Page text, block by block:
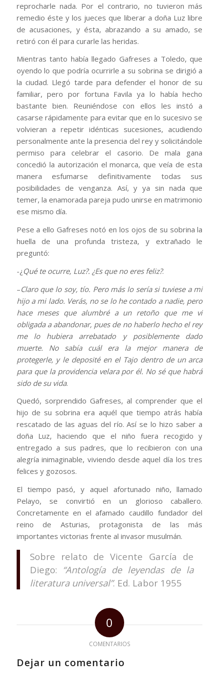
reprocharle nada. Por el contrario, no tuvieron más
remedio éste y los jueces que liberar a doña Luz libre
de acusaciones, y ésta, abrazando a su amado, se
retiró con él para curarle las heridas.
Mientras tanto había llegado Gafreses a Toledo, que
oyendo lo que podría ocurrirle a su sobrina se dirigió a
la ciudad. Llegó tarde para defender el honor de su
familiar, pero por fortuna Favila ya lo había hecho
bastante bien. Reuniéndose con ellos les instó a
casarse rápidamente para evitar que en lo sucesivo se
volvieran a repetir idénticas sucesiones, acudiendo
personalmente ante la presencia del rey y solicitándole
permiso para celebrar el casorio. De mala gana
concedió la autorización el monarca, que veía de esta
manera esfumarse definitivamente todas sus
posibilidades de venganza. Así, y ya sin nada que
temer, la enamorada pareja pudo unirse en matrimonio
ese mismo día.
Pese a ello Gafreses notó en los ojos de su sobrina la
huella de una profunda tristeza, y extrañado le
preguntó:
-¿ Qué te ocurre, Luz?. ¿Es que no eres feliz?.
–Claro que lo soy, tío. Pero más lo sería si tuviese a mi
hijo a mi lado. Verás, no se lo he contado a nadie, pero
hace meses que alumbré a un retoño que me vi
obligada a abandonar, pues de no haberlo hecho el rey
me lo hubiera arrebatado y posiblemente dado
muerte. No sabía cuál era la mejor manera de
protegerle, y le deposité en el Tajo dentro de un arca
para que la providencia velara por él. No sé que habrá
sido de su vida.
Quedó, sorprendido Gafreses, al comprender que el
hijo de su sobrina era aquél que tiempo atrás había
rescatado de las aguas del río. Así se lo hizo saber a
doña Luz, haciendo que el niño fuera recogido y
entregado a sus padres, que lo recibieron con una
alegría inimaginable, viviendo desde aquel día los tres
felices y gozosos.
El tiempo pasó, y aquel afortunado niño, llamado
Pelayo, se convirtió en un glorioso caballero.
Concretamente en el afamado caudillo fundador del
reino de Asturias, protagonista de las más
importantes victorias frente al invasor musulmán.
Sobre relato de Vicente García de
Diego: “Antología de leyendas de la
literatura universal”. Ed. Labor 1955
0
COMENTARIOS
Dejar un comentario